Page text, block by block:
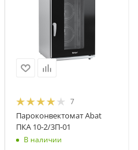
7
Пароконвектомат Abat
ПКА 10-2/3П-01
В наличии